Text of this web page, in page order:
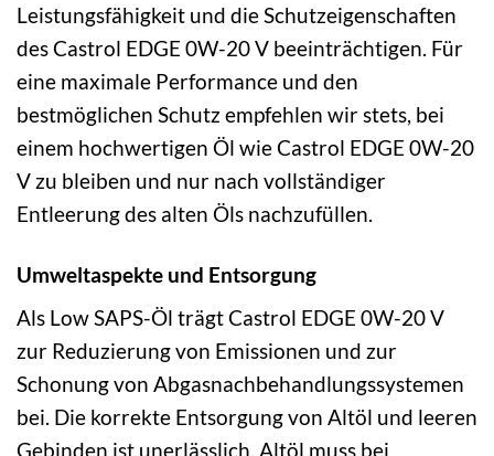
Leistungsfähigkeit und die Schutzeigenschaften
des Castrol EDGE 0W-20 V beeinträchtigen. Für
eine maximale Performance und den
bestmöglichen Schutz empfehlen wir stets, bei
einem hochwertigen Öl wie Castrol EDGE 0W-20
V zu bleiben und nur nach vollständiger
Entleerung des alten Öls nachzufüllen.
Umweltaspekte und Entsorgung
Als Low SAPS-Öl trägt Castrol EDGE 0W-20 V
zur Reduzierung von Emissionen und zur
Schonung von Abgasnachbehandlungssystemen
bei. Die korrekte Entsorgung von Altöl und leeren
Gebinden ist unerlässlich. Altöl muss bei